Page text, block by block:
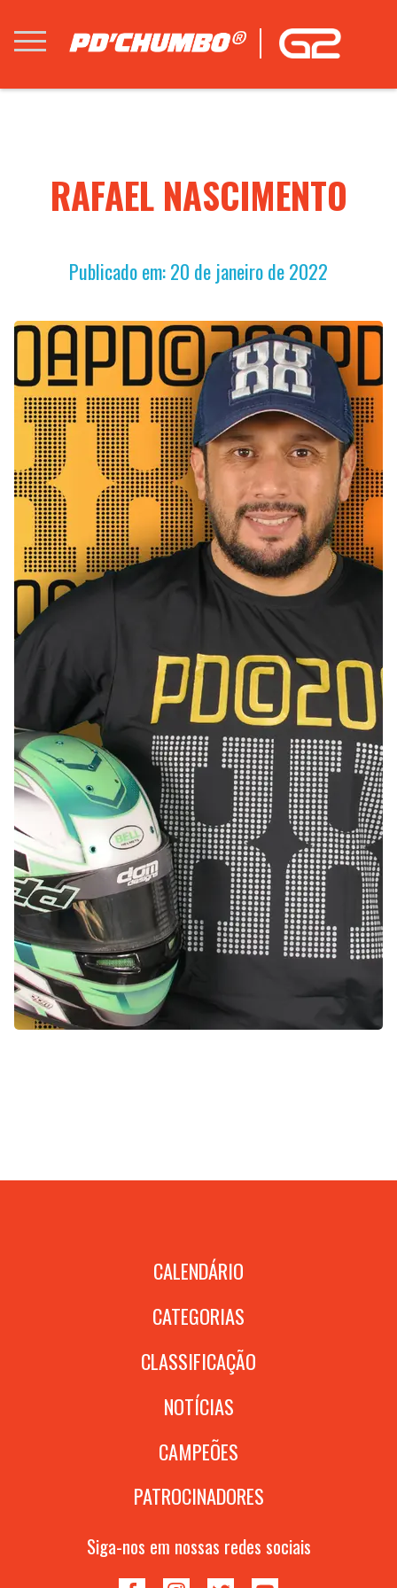
RAFAEL NASCIMENTO
Publicado em: 20 de janeiro de 2022
CALENDÁRIO
CATEGORIAS
CLASSIFICAÇÃO
NOTÍCIAS
CAMPEÕES
PATROCINADORES
Siga-nos em nossas redes sociais